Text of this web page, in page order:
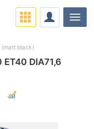
ET40 DIA71,6
(matt black)